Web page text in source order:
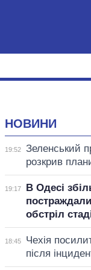
НОВИНИ
19:52
Зеленський
розкрив
19:17
В Одесі
обстріл
18:45
Чехія
після